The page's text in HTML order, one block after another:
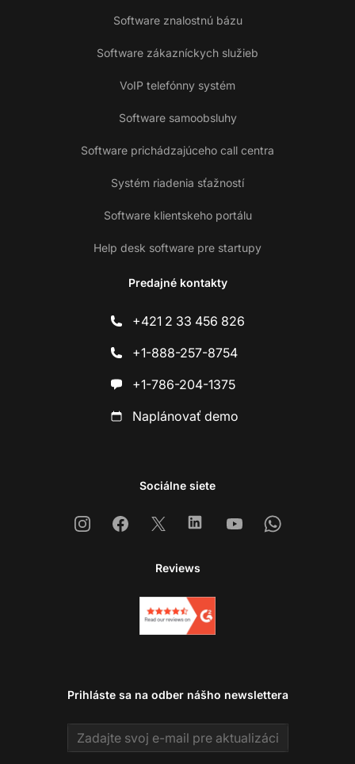
Software znalostnú bázu
Software zákazníckych služieb
VoIP telefónny systém
Software samoobsluhy
Software prichádzajúceho call centra
Systém riadenia sťažností
Software klientskeho portálu
Help desk software pre startupy
Predajné kontakty
+421 2 33 456 826
+1-888-257-8754
+1-786-204-1375
Naplánovať demo
Sociálne siete
InstagramFacebook
X LinkedinYoutubeWhatsapp
Reviews
Prihláste sa na odber nášho newslettera
Email address